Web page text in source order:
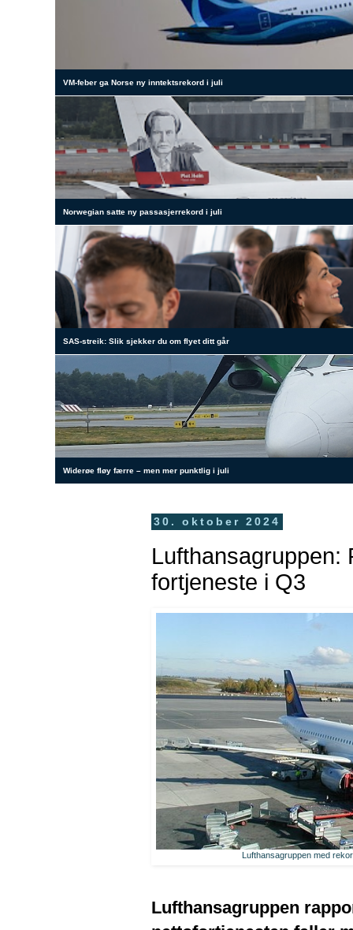
VM-feber ga Norse ny inntektsrekord i juli
Norwegian satte ny passasjerrekord i juli
SAS-streik: Slik sjekker du om flyet ditt går
Widerøe fløy færre – men mer punktlig i juli
30. oktober 2024
Lufthansagruppen:
fortjeneste i Q3
Lufthansagruppen med
Lufthansagruppen